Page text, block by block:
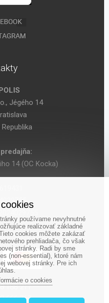
Jégého 14
14 (OC Kocka)
188 211
666 767
používame nevyhnutné
realizovať základné
cookies môžete zakázať
prehliadača, čo však
stránky. Radi by sme
(non-essential), ktoré nám
webovej stránky. Pre ich
o cookies